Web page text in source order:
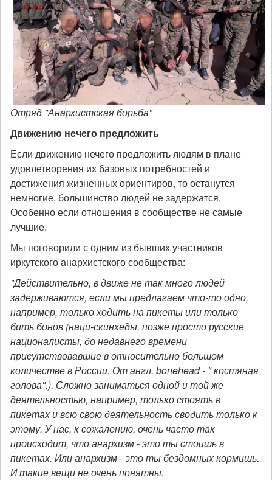
Отряд "Анархистская борьба"
Движению нечего предложить
Если движению нечего предложить людям в плане
удовлетворения их базовых потребностей и
достижения жизненных ориентиров, то останутся
немногие, большинство людей не задержатся.
Особенно если отношения в сообществе не самые
лучшие.
Мы поговорили с одним из бывших участников
иркутского анархистского сообщества:
"Действительно, в движе не так много людей
задерживаются, если мы предлагаем что-то одно,
например, только ходить на пикеты или только
бить бонов (наци-скинхеды, позже просто русские
националисты, до недавнего времени
присутствовавшие в относительно большом
количестве в России. От англ. bonehead - " костяная
голова".). Сложно заниматься одной и той же
деятельностью, например, только стоять в
пикетах и всю свою деятельность сводить только к
этому. У нас, к сожалению, очень часто так
происходит, что анархизм - это ты стоишь в
пикетах. Или анархизм - это ты бездомных кормишь.
И такие вещи не очень понятны.